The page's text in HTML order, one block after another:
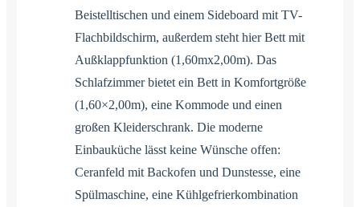
Beistelltischen und einem Sideboard mit TV-
Flachbildschirm, außerdem steht hier Bett mit
Außklappfunktion (1,60mx2,00m). Das
Schlafzimmer bietet ein Bett in Komfortgröße
(1,60×2,00m), eine Kommode und einen
großen Kleiderschrank. Die moderne
Einbauküche lässt keine Wünsche offen:
Ceranfeld mit Backofen und Dunstesse, eine
Spülmaschine, eine Kühlgefrierkombination